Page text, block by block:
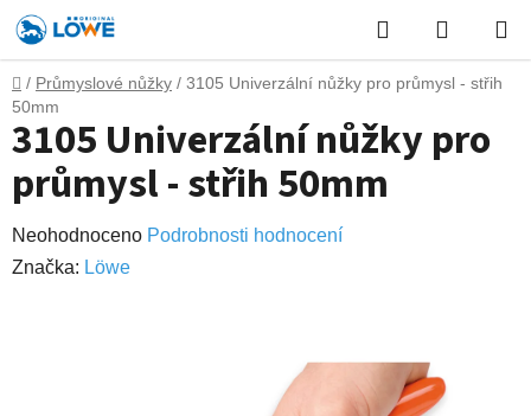
Přejít
na
obsah
Hledat
KOŠÍK
Domů
/ Průmyslové nůžky / 3105 Univerzální nůžky pro průmysl - střih
50mm
3105 Univerzální nůžky pro
průmysl - střih 50mm
Průměrné
hodnocení
Neohodnoceno Podrobnosti hodnocení
Značka: Lӧwe